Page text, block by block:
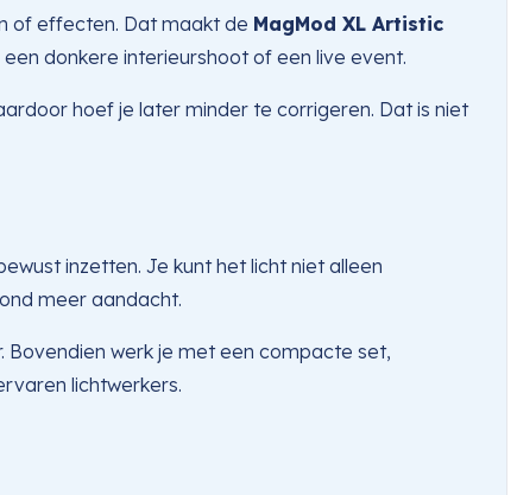
of effecten. Dat maakt de MagMod XL Artistic
donkere interieurshoot of een live event.
hoef je later minder te corrigeren. Dat is niet
inzetten. Je kunt het licht niet alleen
meer aandacht.
werk je met een compacte set,
lichtwerkers.